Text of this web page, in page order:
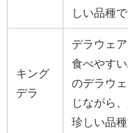
しい品種で
キング
デラ
デラウェ
食べやす
のデラウ
じながら
珍しい品種